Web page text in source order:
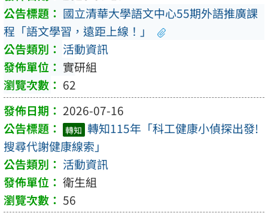
國立清華大學語文中心55期外語推廣課
程「語文學習，遠距上線！」
活動資訊
實研組
62
2026-07-16
轉知 轉知115年「科工健康小偵探出發!
搜尋代謝健康線索」
活動資訊
衛生組
56